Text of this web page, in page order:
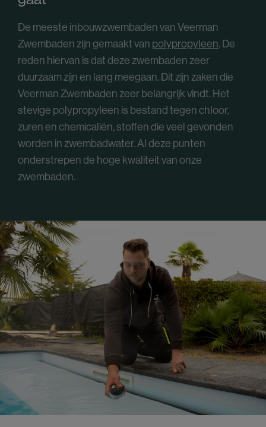
De meeste inbouwzwembaden van Veerman
Zwembaden zijn gemaakt van polypropyleen. De
reden hiervan is dat deze zwembaden zeer
duurzaam zijn en lang meegaan. Dit zijn zaken die
Veerman Zwembaden zeer belangrijk vindt. Het
stevige polypropyleen is bestand tegen chloor,
zuren en chemicaliën, stoffen die veel gevonden
worden in zwembadwater. Al deze punten
onderstrepen de hoge kwaliteit van onze
zwembaden.